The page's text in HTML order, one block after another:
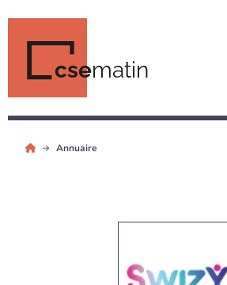
csematin
Annuaire